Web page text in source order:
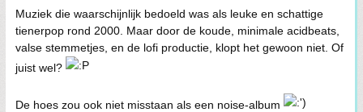
Muziek die waarschijnlijk bedoeld was als leuke en schattige
tienerpop rond 2000. Maar door de koude, minimale acidbeats,
valse stemmetjes, en de lofi productie, klopt het gewoon niet. Of
juist wel?
De hoes zou ook niet misstaan als een noise-album